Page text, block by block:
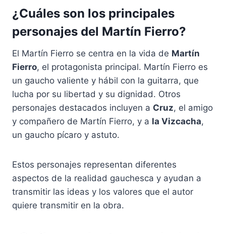
¿Cuáles son los principales
personajes del Martín Fierro?
El Martín Fierro se centra en la vida de Martín
Fierro, el protagonista principal. Martín Fierro es
un gaucho valiente y hábil con la guitarra, que
lucha por su libertad y su dignidad. Otros
personajes destacados incluyen a Cruz, el amigo
y compañero de Martín Fierro, y a la Vizcacha,
un gaucho pícaro y astuto.
Estos personajes representan diferentes
aspectos de la realidad gauchesca y ayudan a
transmitir las ideas y los valores que el autor
quiere transmitir en la obra.